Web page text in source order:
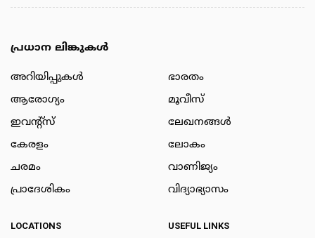
പ്രധാന ലിങ്കുകൾ
അറിയിപ്പുകള്‍
ആരോഗ്യം
ഇവന്റ്സ്
കേരളം
ചരമം
പ്രാദേശികം
ഭാരതം
മൂവീസ്
ലേഖനങ്ങള്‍
ലോകം
വാണിജ്യം
വിദ്യാഭ്യാസം
LOCATIONS USEFUL LINKS